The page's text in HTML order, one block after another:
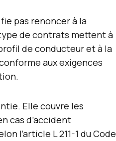
pas renoncer à la
de contrats mettent à
de conducteur et à la
aux exigences
Elle couvre les
cas d’accident
l’article L 211-1 du Code